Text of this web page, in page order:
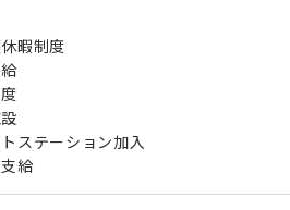
暇制度
ステーション加入
給